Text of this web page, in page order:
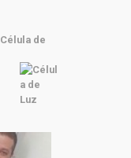
Célula de